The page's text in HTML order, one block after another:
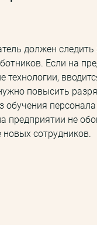
должен следить
Если на
технологии,
повысить
обучения
предприятии не
сотрудников.